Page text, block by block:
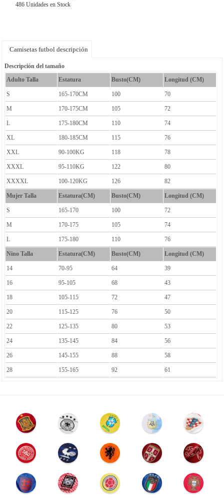
486 Unidades en Stock
Camisetas futbol descripción
Descripción del tamaño
Adulto Talla
Estatura Busto(CM) Longitud (CM)
S 165-170CM 100 70
M 170-175CM 105 72
L 175-180CM 110 74
XL 180-185CM 115 76
XXL 90-100KG 118 78
XXXL 95-110KG 122 80
XXXXL 100-120KG 126 82
Mujer Talla Estatura(CM) Busto(CM) Longitud (CM)
S 165-170 100 72
M 170-175 105 74
L 175-180 110 76
Nino Talla Estatura(CM) Busto(CM) Longitud (CM)
14 70-95 64 39
16 95-105 68 43
18 105-115 72 47
20 115-125 76 50
22 125-135 80 53
24 135-145 84 56
26 145-155 88 58
28 155-165 92 61